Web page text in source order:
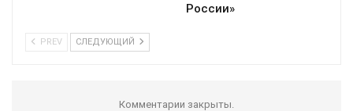
России»
PREV СЛЕДУЮЩИЙ
Комментарии закрыты.